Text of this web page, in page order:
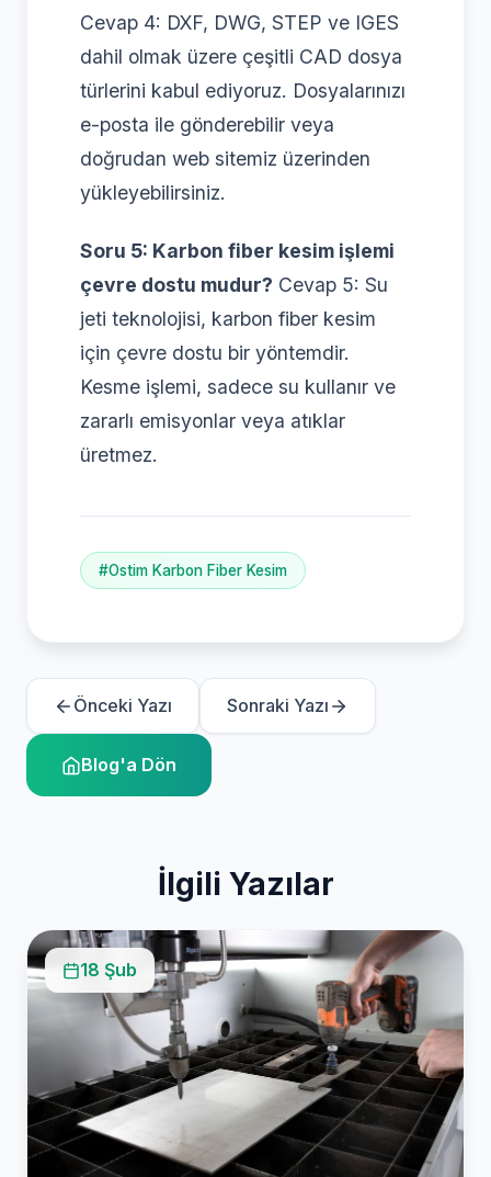
Cevap 4: DXF, DWG, STEP ve IGES
dahil olmak üzere çeşitli CAD dosya
türlerini kabul ediyoruz. Dosyalarınızı
e-posta ile gönderebilir veya
doğrudan web sitemiz üzerinden
yükleyebilirsiniz.
Soru 5: Karbon fiber kesim işlemi
çevre dostu mudur? Cevap 5: Su
jeti teknolojisi, karbon fiber kesim
için çevre dostu bir yöntemdir.
Kesme işlemi, sadece su kullanır ve
zararlı emisyonlar veya atıklar
üretmez.
#Ostim Karbon Fiber Kesim
Önceki Yazı Sonraki Yazı
Blog'a Dön
İlgili Yazılar
18 Şub